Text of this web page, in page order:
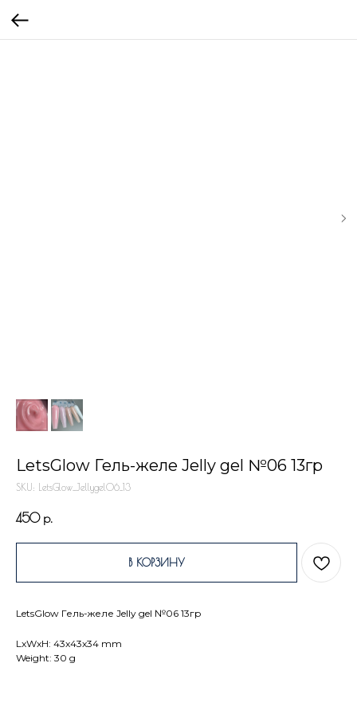
LetsGlow Гель-желе Jelly gel №06 13гр
SKU: LetsGlow_Jellygel06_13
450 р.
В КОРЗИНУ
LetsGlow Гель-желе Jelly gel №06 13гр
LxWxH: 43x43x34 mm
Weight: 30 g